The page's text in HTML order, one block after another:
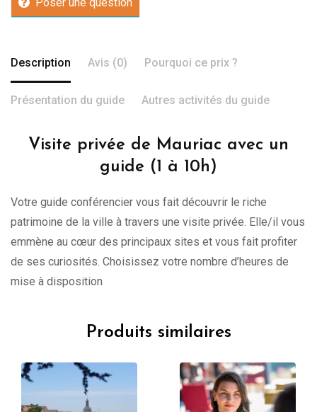
Description Avis (0) Pourquoi ce prix ?
Présentation du guide Autres activités du guide
Visite privée de Mauriac avec un
guide (1 à 10h)
Votre guide conférencier vous fait découvrir le riche
patrimoine de la ville à travers une visite privée. Elle/il vous
emmène au cœur des principaux sites et vous fait profiter
de ses curiosités. Choisissez votre nombre d’heures de
mise à disposition
Produits similaires